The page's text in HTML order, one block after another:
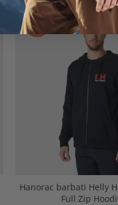
-30%
Hanorac barbati Helly
Full Zip